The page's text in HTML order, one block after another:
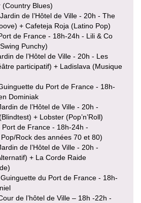
Blues)
de l’Hôtel de Ville - 20h - The
+ Cafeteja Roja (Latino Pop)
de France - 18h-24h - Lili & Co
Punchy)
de l’Hôtel de Ville - 20h - Les
participatif) + Ladislava (Musique
du Port de France - 18h-
Dominiak
de l’Hôtel de Ville - 20h -
+ Lobster (Pop’n’Roll)
de France - 18h-24h -
Rock des années 70 et 80)
de l’Hôtel de Ville - 20h -
+ La Corde Raide
du Port de France - 18h-
de l’hôtel de Ville – 18h -22h -